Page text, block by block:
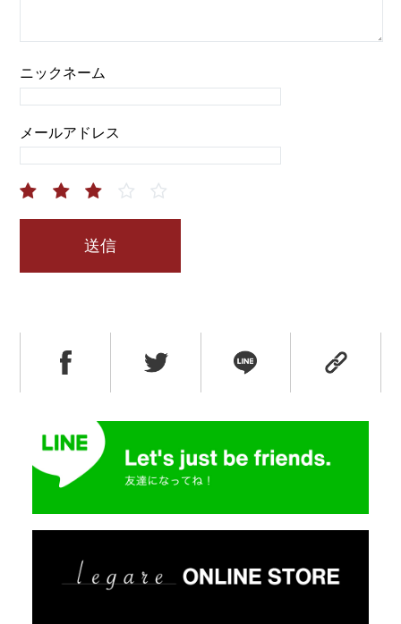
ニックネーム
メールアドレス